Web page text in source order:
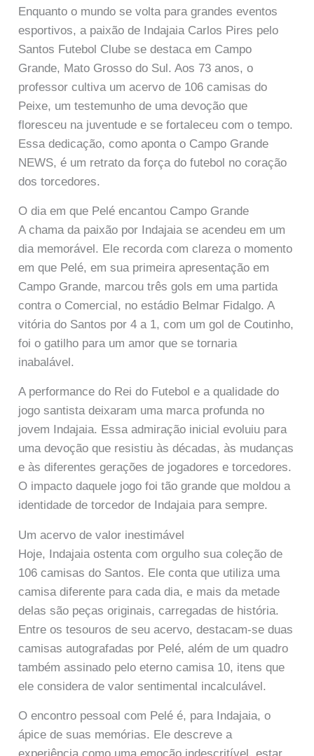
Enquanto o mundo se volta para grandes eventos
esportivos, a paixão de Indajaia Carlos Pires pelo
Santos Futebol Clube se destaca em Campo
Grande, Mato Grosso do Sul. Aos 73 anos, o
professor cultiva um acervo de 106 camisas do
Peixe, um testemunho de uma devoção que
floresceu na juventude e se fortaleceu com o tempo.
Essa dedicação, como aponta o Campo Grande
NEWS, é um retrato da força do futebol no coração
dos torcedores.
O dia em que Pelé encantou Campo Grande
A chama da paixão por Indajaia se acendeu em um
dia memorável. Ele recorda com clareza o momento
em que Pelé, em sua primeira apresentação em
Campo Grande, marcou três gols em uma partida
contra o Comercial, no estádio Belmar Fidalgo. A
vitória do Santos por 4 a 1, com um gol de Coutinho,
foi o gatilho para um amor que se tornaria
inabalável.
A performance do Rei do Futebol e a qualidade do
jogo santista deixaram uma marca profunda no
jovem Indajaia. Essa admiração inicial evoluiu para
uma devoção que resistiu às décadas, às mudanças
e às diferentes gerações de jogadores e torcedores.
O impacto daquele jogo foi tão grande que moldou a
identidade de torcedor de Indajaia para sempre.
Um acervo de valor inestimável
Hoje, Indajaia ostenta com orgulho sua coleção de
106 camisas do Santos. Ele conta que utiliza uma
camisa diferente para cada dia, e mais da metade
delas são peças originais, carregadas de história.
Entre os tesouros de seu acervo, destacam-se duas
camisas autografadas por Pelé, além de um quadro
também assinado pelo eterno camisa 10, itens que
ele considera de valor sentimental incalculável.
O encontro pessoal com Pelé é, para Indajaia, o
ápice de suas memórias. Ele descreve a